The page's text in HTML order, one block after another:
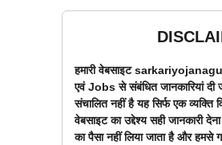
हमारी वेबसाइट
एवं Jobs से संबंधित जानकारियां दी
संचालित नहीं है यह सिर्फ एक व्यक्ति
वेबसाइट का उद्देश्य सही जानकारी
का पैसा नहीं लिया जाता है और हमसे